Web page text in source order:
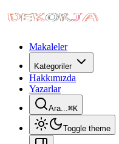
Makaleler
Kategoriler
Hakkımızda
Yazarlar
Ara...⌘K
Toggle theme